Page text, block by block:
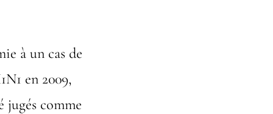
à un cas de
en 2009,
jugés comme